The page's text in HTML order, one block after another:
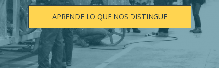
APRENDE LO QUE NOS DISTINGUE